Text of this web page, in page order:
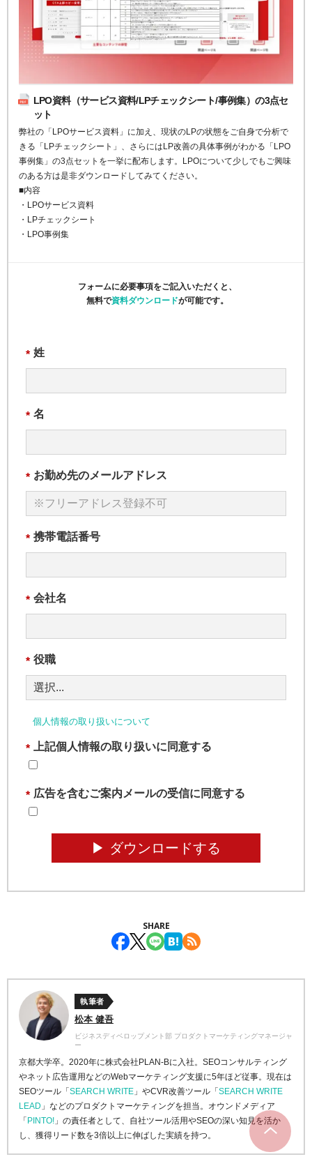
LPO資料（サービス資料/LPチェックシート/事例集）の3点セ
ット
弊社の「LPOサービス資料」に加え、現状のLPの状態をご自身で分析で
きる「LPチェックシート」、さらにはLP改善の具体事例がわかる「LPO
事例集」の3点セットを一挙に配布します。LPOについて少しでもご興味
のある方は是非ダウンロードしてみてください。
■内容
・LPOサービス資料
・LPチェックシート
・LPO事例集
フォームに必要事項をご記入いただくと、
無料で資料ダウンロードが可能です。
* 姓
* 名
* お勤め先のメールアドレス
* 携帯電話番号
* 会社名
* 役職
個人情報の取り扱いについて
* 上記個人情報の取り扱いに同意する
* 広告を含むご案内メールの受信に同意する
▶︎ ダウンロードする
SHARE
執筆者
松本 健吾
ビジネスディベロップメント部 プロダクトマーケティングマネージャ
ー
京都大学卒。2020年に株式会社PLAN-Bに入社。SEOコンサルティング
やネット広告運用などのWebマーケティング支援に5年ほど従事。現在は
SEOツール「 SEARCH WRITE 」やCVR改善ツール「 SEARCH WRITE
LEAD 」などのプロダクトマーケティングを担当。オウンドメディア
「 PINTO! 」の責任者として、自社ツール活用やSEOの深い知見を活か
し、獲得リード数を3倍以上に伸ばした実績を持つ。